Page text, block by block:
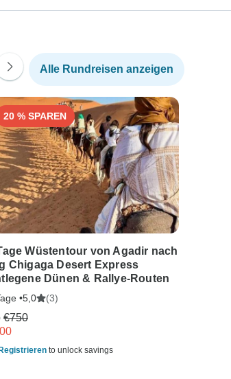
20 % SPAREN
Wüstentour von Agadir nach
Chigaga Desert Express
Dünen & Rallye-Routen
•5,0 (3)
€750
to unlock savings
Alle Rundreisen anzeigen